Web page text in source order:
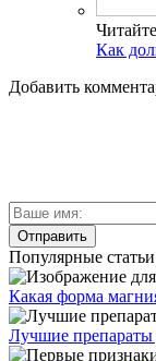
Как
Добавить
Популярные статьи
Какая форма
Лучшие препараты